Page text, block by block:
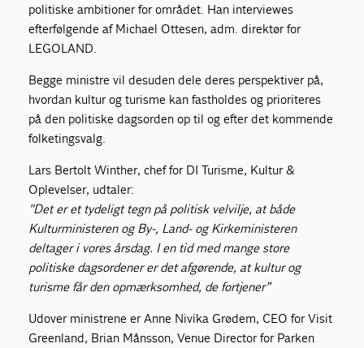
politiske ambitioner for området. Han interviewes
efterfølgende af Michael Ottesen, adm. direktør for
LEGOLAND.
Begge ministre vil desuden dele deres perspektiver på,
hvordan kultur og turisme kan fastholdes og prioriteres
på den politiske dagsorden op til og efter det kommende
folketingsvalg.
Lars Bertolt Winther, chef for DI Turisme, Kultur &
Oplevelser, udtaler:
"Det er et tydeligt tegn på politisk velvilje, at både
Kulturministeren og By-, Land- og Kirkeministeren
deltager i vores årsdag. I en tid med mange store
politiske dagsordener er det afgørende, at kultur og
turisme får den opmærksomhed, de fortjener”
Udover ministrene er Anne Nivíka Grødem, CEO for Visit
Greenland, Brian Månsson, Venue Director for Parken